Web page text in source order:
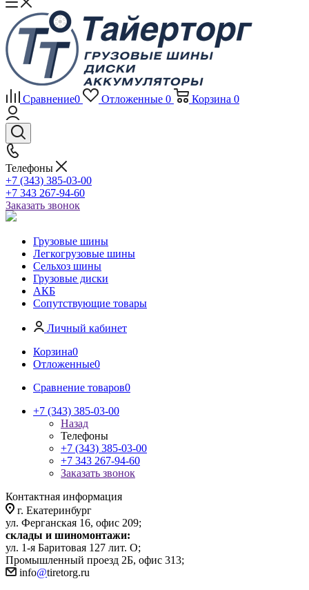
Сравнение0 Отложенные 0 Корзина 0
Телефоны
+7 (343) 385-03-00
+7 343 267-94-60
Заказать звонок
Грузовые шины
Легкогрузовые шины
Сельхоз шины
Грузовые диски
АКБ
Сопутствующие товары
Личный кабинет
Корзина0
Отложенные0
Сравнение товаров0
+7 (343) 385-03-00
Назад
Телефоны
+7 (343) 385-03-00
+7 343 267-94-60
Заказать звонок
Контактная информация
г. Екатеринбург
ул. Ферганская 16, офис 209;
склады и шиномонтажи:
ул. 1-я Баритовая 127 лит. О;
Промышленный проезд 2Б, офис 313;
info@tiretorg.ru